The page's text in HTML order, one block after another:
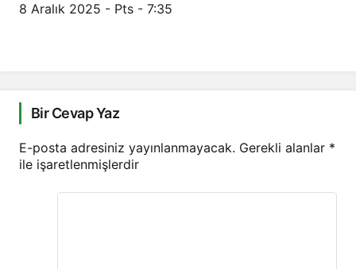
8 Aralık 2025 - Pts - 7:35
Bir Cevap Yaz
E-posta adresiniz yayınlanmayacak. Gerekli alanlar *
ile işaretlenmişlerdir